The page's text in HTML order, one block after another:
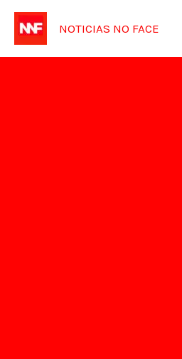
para
NOTICIAS NO FACE